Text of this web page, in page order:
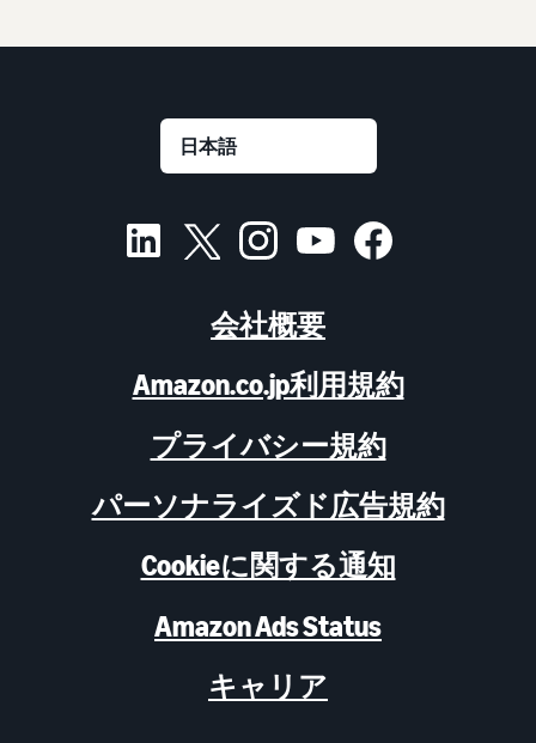
会社概要
Amazon.co.jp利用規約
プライバシー規約
パーソナライズド広告規約
Cookieに関する通知
Amazon Ads Status
キャリア